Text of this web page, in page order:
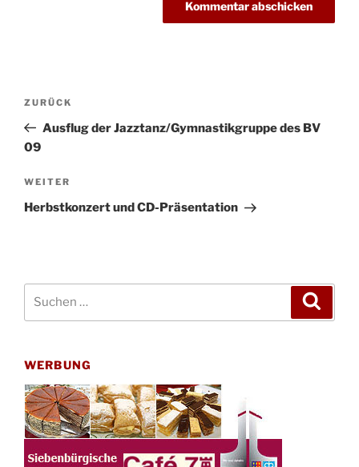
Beitragsnavigation
Vorheriger
Beitrag
ZURÜCK
Ausflug der Jazztanz/Gymnastikgruppe des BV
09
Nächster
Beitrag
WEITER
Herbstkonzert und CD-Präsentation
WERBUNG